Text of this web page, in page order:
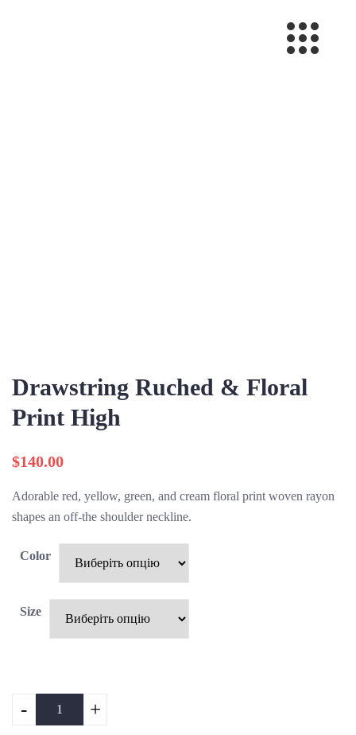
Drawstring Ruched & Floral
Print High
$140.00
Adorable red, yellow, green, and cream floral print woven rayon
shapes an off-the shoulder neckline.
Color
Size
- +